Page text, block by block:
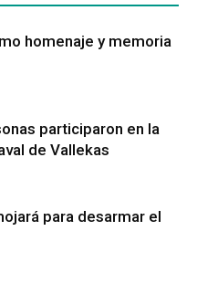
homenaje y memoria
participaron en la
de Vallekas
para desarmar el